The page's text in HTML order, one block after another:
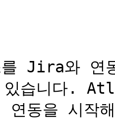
를 Jira와 연
있습니다.
연동을 시작